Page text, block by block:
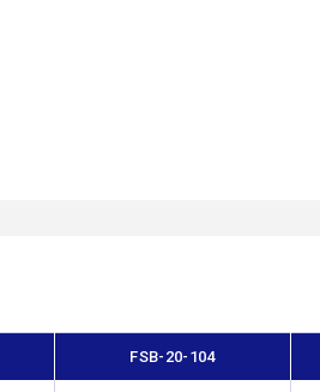
FSB-20-104